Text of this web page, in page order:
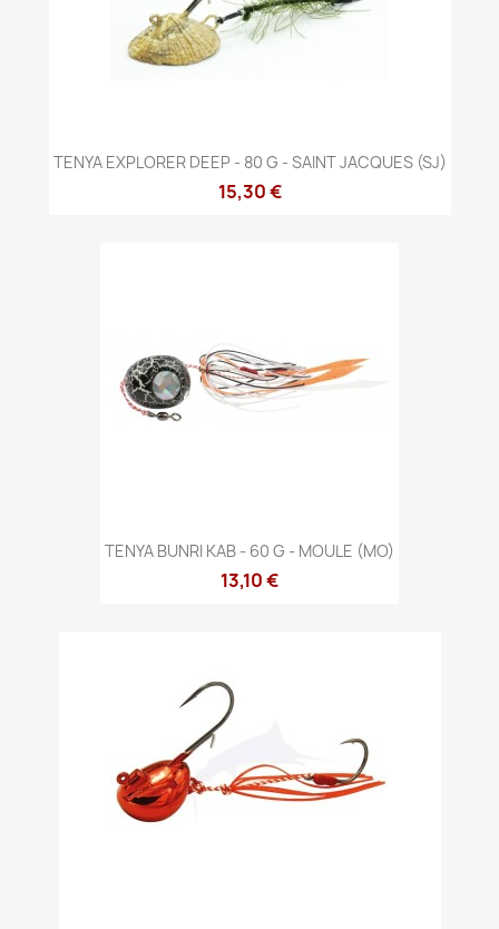
TENYA EXPLORER DEEP - 80 G - SAINT JACQUES (SJ)
15,30 €
TENYA BUNRI KAB - 60 G - MOULE (MO)
13,10 €